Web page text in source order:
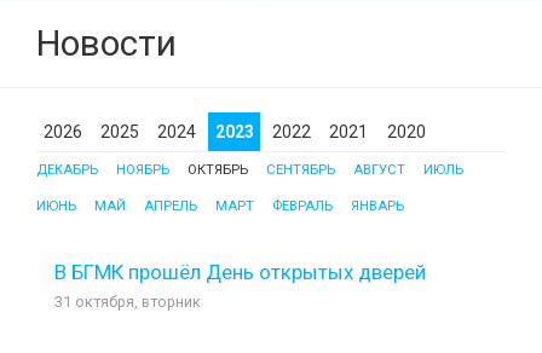
Новости
2026 2025 2024 2023 2022 2021 2020
ДЕКАБРЬ НОЯБРЬ ОКТЯБРЬ СЕНТЯБРЬ АВГУСТ ИЮЛЬ
ИЮНЬ МАЙ АПРЕЛЬ МАРТ ФЕВРАЛЬ ЯНВАРЬ
В БГМК прошёл День открытых дверей
31 октября, вторник